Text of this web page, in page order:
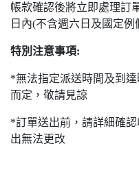
帳款確認後將立即處理訂
日內(不含週六日及國定例
特別注意事項:
*無法指定派送時間及到
而定，敬請見諒
*訂單送出前，請詳細確
出無法更改